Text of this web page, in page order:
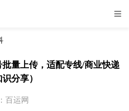
讯
量上传，适配专线/商业快递
分享）
百运网